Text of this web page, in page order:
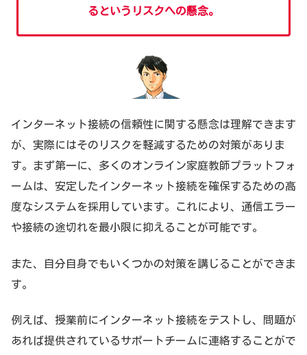
るというリスクへの懸念。
インターネット接続の信頼性に関する懸念は理解できます
が、実際にはそのリスクを軽減するための対策がありま
す。まず第一に、多くのオンライン家庭教師プラットフォ
ームは、安定したインターネット接続を確保するための高
度なシステムを採用しています。これにより、通信エラー
や接続の途切れを最小限に抑えることが可能です。
また、自分自身でもいくつかの対策を講じることができま
す。
例えば、授業前にインターネット接続をテストし、問題が
あれば提供されているサポートチームに連絡することがで